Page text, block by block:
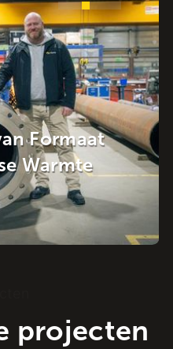
in de
in het
- Raalte
projecten